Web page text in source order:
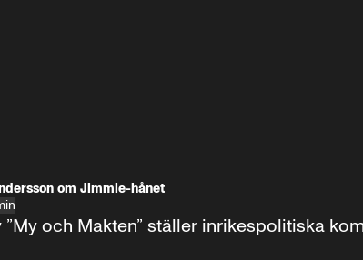
om Jimmie-hånet
”My och Makten” ställer inrikespolitiska